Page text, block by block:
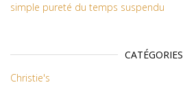
simple pureté du temps suspendu
CATÉGORIES
Christie's